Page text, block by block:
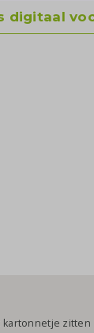
digitaal
kartonnetje zitten